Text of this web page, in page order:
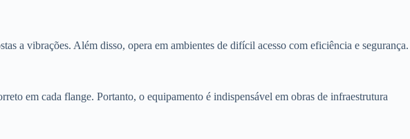
a vibrações. Além disso, opera em ambientes de difícil acesso com eficiência e segurança.
em cada flange. Portanto, o equipamento é indispensável em obras de infraestrutura